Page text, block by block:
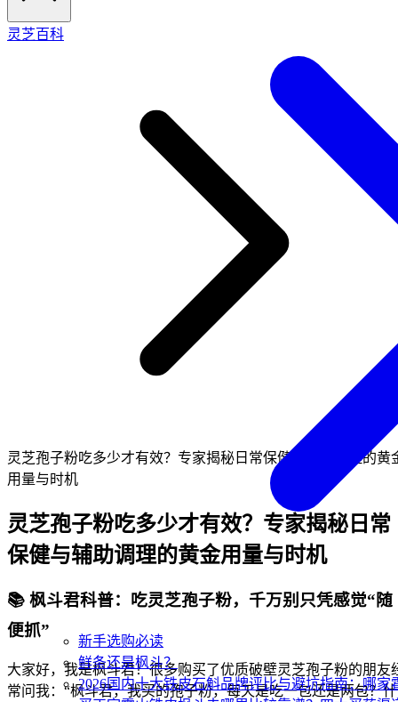
新手选购必读
鲜条还是枫斗？
2026国内十大铁皮石斛品牌评比与避坑指南：哪家
灵芝百科
灵芝孢子粉吃多少才有效？专家揭秘日常保健与辅助调理的黄
用量与时机
灵芝孢子粉吃多少才有效？专家揭秘日常
保健与辅助调理的黄金用量与时机
📚 枫斗君科普：吃灵芝孢子粉，千万别只凭感觉“随
便抓”
大家好，我是枫斗君！很多购买了优质破壁灵芝孢子粉的朋友
常问我：“枫斗君，我买的孢子粉，每天是吃一包还是两包？什